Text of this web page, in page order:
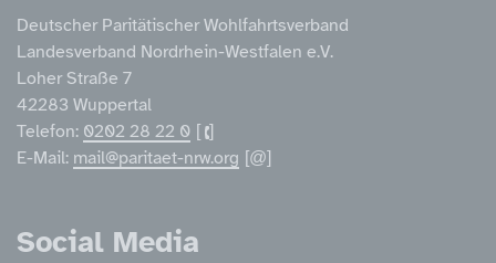
Deutscher Paritätischer Wohlfahrtsverband
Landesverband Nordrhein-Westfalen e.V.
Loher Straße 7
42283 Wuppertal
Telefon: 0202 28 22 0
E-Mail: mail@paritaet-nrw.org
Social Media